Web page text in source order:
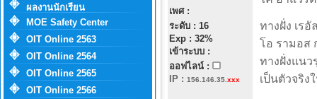
ผลงานนักเรียน
MOE Safety Center
OIT Online 2563
OIT Online 2564
OIT Online 2565
OIT Online 2566
เพศ :
ระดับ : 16
Exp : 32%
เข้าระบบ :
ออฟไลน์ :
IP : 156.146.35. xxx
ทางฝั่ง เร
โอ รามอส
ทางฝั่งแนว
เป็นตัวจริง